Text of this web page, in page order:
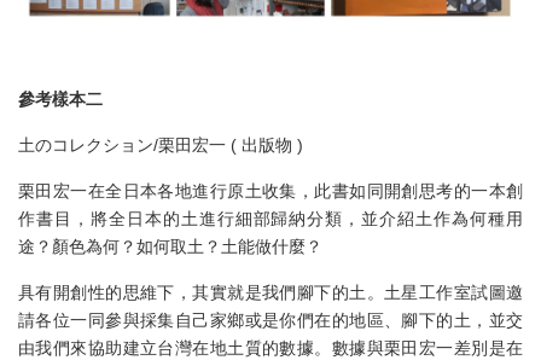
參考樣本二
土のコレクション/栗田宏一 ( 出版物 )
栗田宏一在全日本各地進行原土收集，此書如同開創思考的一本創
作書目，將全日本的土進行細部歸納分類，並介紹土作為何種用
途？顏色為何？如何取土？土能做什麼？
具有開創性的思維下，其實就是我們腳下的土。土星工作室試圖邀
請各位一同參與採集自己家鄉或是你們在的地區、腳下的土，並交
由我們來協助建立台灣在地土質的數據。數據與栗田宏一差別是在